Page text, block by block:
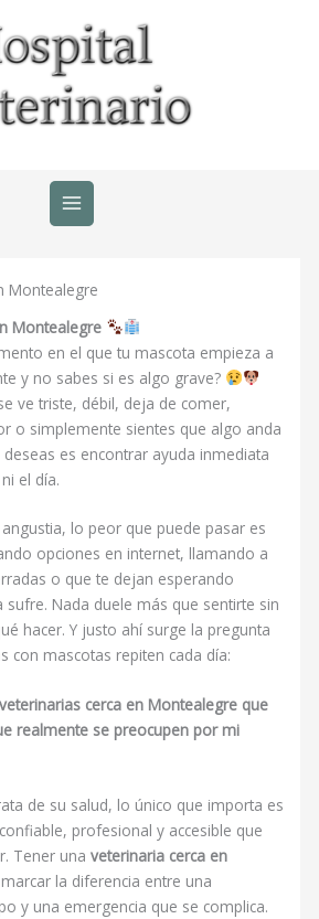
Montealegre
Montealegre
en el que tu mascota empieza a
y no sabes si es algo grave?
ve triste, débil, deja de comer,
o simplemente sientes que algo anda
es encontrar ayuda inmediata
el día.
lo peor que puede pasar es
opciones en internet, llamando a
o que te dejan esperando
sufre. Nada duele más que sentirte sin
hacer. Y justo ahí surge la pregunta
con mascotas repiten cada día:
cerca en Montealegre que
realmente se preocupen por mi
de su salud, lo único que importa es
profesional y accesible que
Tener unaveterinaria cerca en
la diferencia entre una
y una emergencia que se complica.